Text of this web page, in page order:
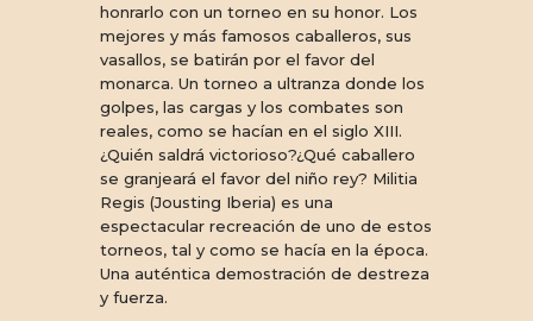
honrarlo con un torneo en su honor. Los
mejores y más famosos caballeros, sus
vasallos, se batirán por el favor del
monarca. Un torneo a ultranza donde los
golpes, las cargas y los combates son
reales, como se hacían en el siglo XIII.
¿Quién saldrá victorioso?¿Qué caballero
se granjeará el favor del niño rey? Militia
Regis (Jousting Iberia) es una
espectacular recreación de uno de estos
torneos, tal y como se hacía en la época.
Una auténtica demostración de destreza
y fuerza.